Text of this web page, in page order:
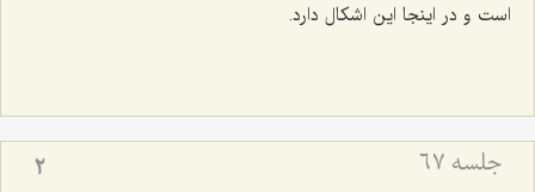
است و در اینجا این اشكال دارد.
جلسه ۶۷ 2